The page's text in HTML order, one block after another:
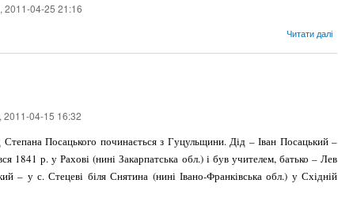
2011-04-25 21:16
Читати далі
2011-04-15 16:32
Степана Посацького починається з Гуцульщини. Дід – Іван Посацький –
1841 р. у Рахові (нині Закарпатська обл.) і був учи­телем, батько – Лев
– у с. Стецеві біля Снятина (нині Івано-Франківська обл.) у Східній